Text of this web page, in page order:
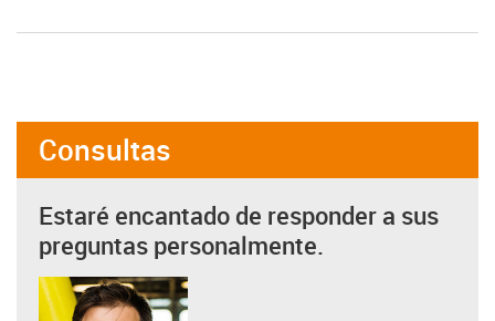
Consultas
Estaré encantado de responder a sus
preguntas personalmente.